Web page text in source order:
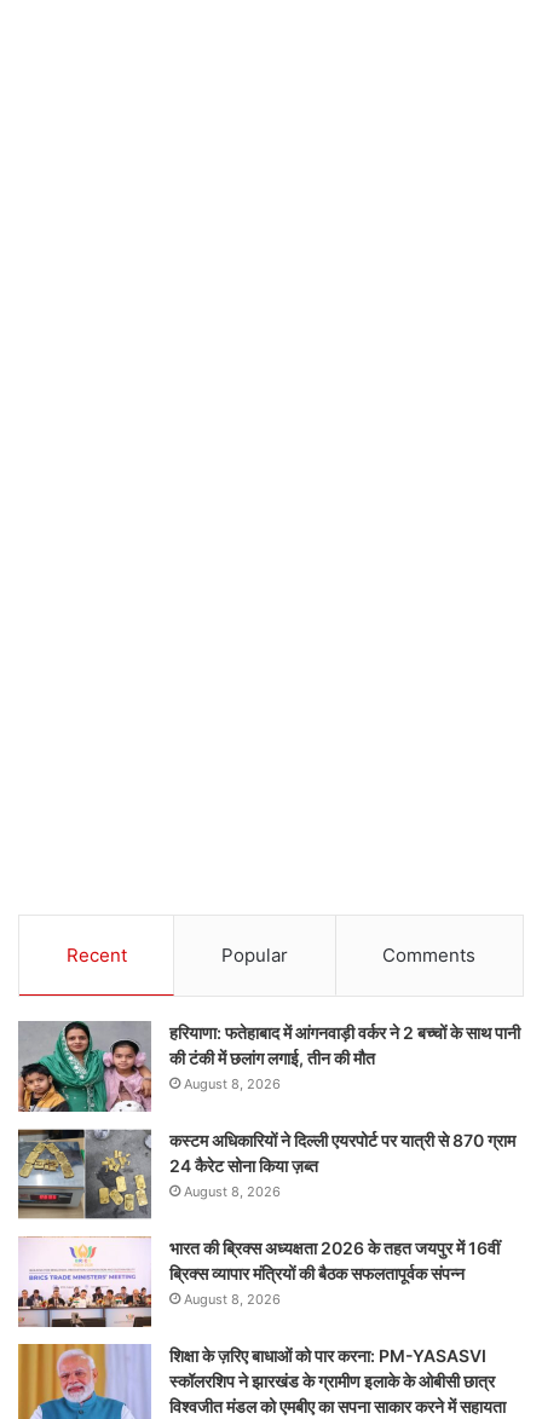
Recent Popular Comments
हरियाणा: फतेहाबाद में आंगनवाड़ी वर्कर ने 2 बच्चों के साथ पानी
की टंकी में छलांग लगाई, तीन की मौत
August 8, 2026
कस्टम अधिकारियों ने दिल्ली एयरपोर्ट पर यात्री से 870 ग्राम
24 कैरेट सोना किया ज़ब्त
August 8, 2026
भारत की ब्रिक्‍स अध्यक्षता 2026 के तहत जयपुर में 16वीं
ब्रिक्‍स व्यापार मंत्रियों की बैठक सफलतापूर्वक संपन्न
August 8, 2026
शिक्षा के ज़रिए बाधाओं को पार करना: PM-YASASVI
स्कॉलरशिप ने झारखंड के ग्रामीण इलाके के ओबीसी छात्र
विश्वजीत मंडल को एमबीए का सपना साकार करने में सहायता